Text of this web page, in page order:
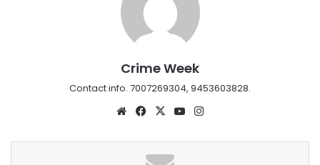
Crime Week
Contact info. 7007269304, 9453603828.
WebsiteFacebook
X YouTube